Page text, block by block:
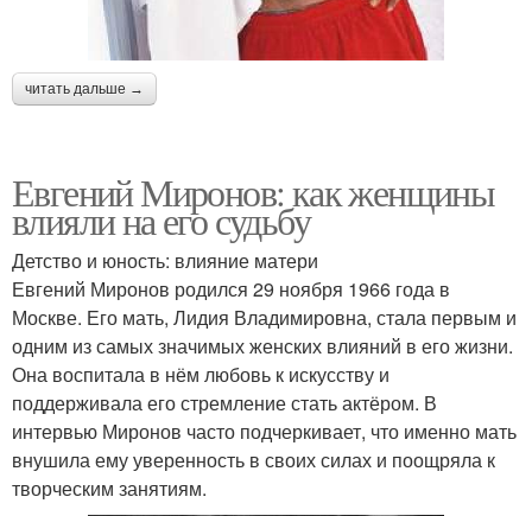
читать дальше →
Евгений Миронов: как женщины
влияли на его судьбу
Детство и юность: влияние матери
Евгений Миронов родился 29 ноября 1966 года в
Москве. Его мать, Лидия Владимировна, стала первым и
одним из самых значимых женских влияний в его жизни.
Она воспитала в нём любовь к искусству и
поддерживала его стремление стать актёром. В
интервью Миронов часто подчеркивает, что именно мать
внушила ему уверенность в своих силах и поощряла к
творческим занятиям.